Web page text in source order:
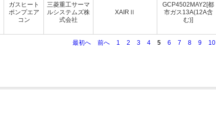
ガスヒート
ポンプエア
コン
三菱重工サーマ
ルシステムズ株
式会社
XAIRⅡ
GCP4502MAY2[都
市ガス13A(12A含
む)]
最初へ 前へ 1 2 3 4 5 6 7 8 9 10